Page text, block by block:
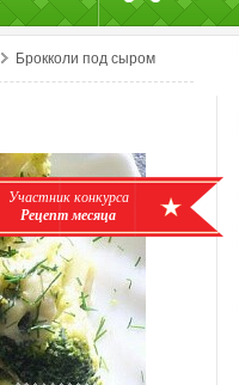
Брокколи под сыром
Участник конкурса
Рецепт месяца